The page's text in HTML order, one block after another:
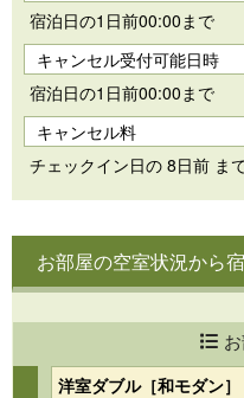
宿泊日の1日前00:00まで
キャンセル受付可能日時
宿泊日の1日前00:00まで
キャンセル料
チェックイン日の 8日前 ま
お部屋の空室状況から
洋室ダブル［和モダン］